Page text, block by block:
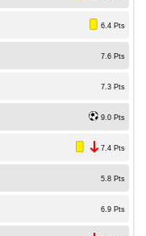
6.4 Pts
7.6 Pts
7.3 Pts
9.0 Pts
7.4 Pts
5.8 Pts
6.9 Pts